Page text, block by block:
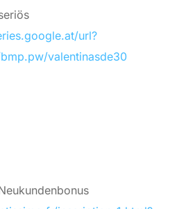
url?
valentinasde30